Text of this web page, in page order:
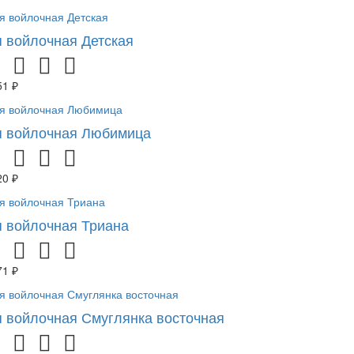
Детская
₽
Любимица
₽
Триана
₽
Смуглянка восточная